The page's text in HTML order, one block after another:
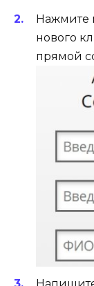
Нажмите
нового
прямой